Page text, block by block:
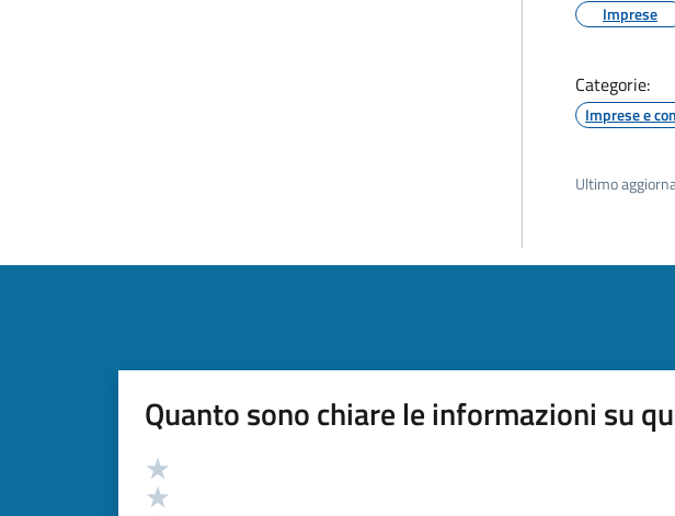
Imprese
Categorie:
Imprese e
Ultimo
Quanto sono chiare le informazioni su
Valutazione